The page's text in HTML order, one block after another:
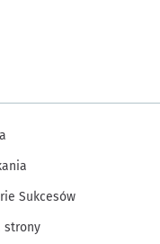
Sukcesów
strony